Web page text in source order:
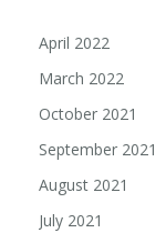
April 2022
March 2022
October 2021
September 2021
August 2021
July 2021